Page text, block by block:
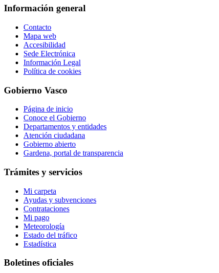
Información general
Contacto
Mapa web
Accesibilidad
Sede Electrónica
Información Legal
Política de cookies
Gobierno Vasco
Página de inicio
Conoce el Gobierno
Departamentos y entidades
Atención ciudadana
Gobierno abierto
Gardena, portal de transparencia
Trámites y servicios
Mi carpeta
Ayudas y subvenciones
Contrataciones
Mi pago
Meteorología
Estado del tráfico
Estadística
Boletines oficiales